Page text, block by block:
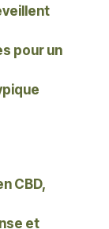
pour un
CBD,
et